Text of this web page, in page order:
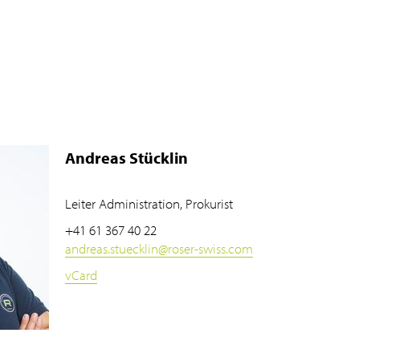
Andreas Stücklin
Leiter Administration, Prokurist
+41 61 367 40 22
andreas.stuecklin@roser-swiss.com
vCard